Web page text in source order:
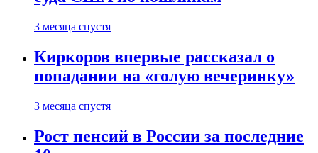
3 месяца спустя
Киркоров впервые рассказал о
попадании на «голую вечеринку»
3 месяца спустя
Рост пенсий в России за последние